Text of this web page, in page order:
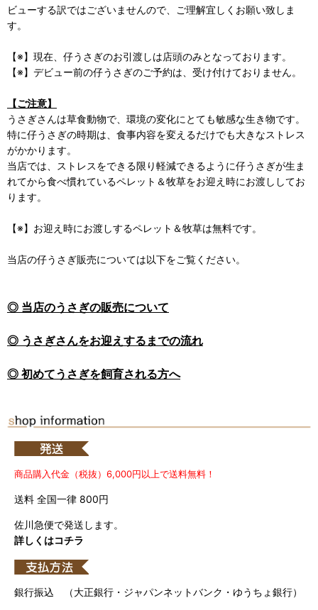
ビューする訳ではございませんので、ご理解宜しくお願い致しま
す。
【※】現在、仔うさぎのお引渡しは店頭のみとなっております。
【※】デビュー前の仔うさぎのご予約は、受け付けておりません。
【ご注意】
うさぎさんは草食動物で、環境の変化にとても敏感な生き物です。
特に仔うさぎの時期は、食事内容を変えるだけでも大きなストレス
がかかります。
当店では、ストレスをできる限り軽減できるように仔うさぎが生ま
れてから食べ慣れているペレット＆牧草をお迎え時にお渡ししてお
ります。
【※】お迎え時にお渡しするペレット＆牧草は無料です。
当店の仔うさぎ販売については以下をご覧ください。
◎ 当店のうさぎの販売について
◎ うさぎさんをお迎えするまでの流れ
◎ 初めてうさぎを飼育される方へ
商品購入代金（税抜）6,000円以上で送料無料！
送料 全国一律 800円
佐川急便で発送します。
詳しくはコチラ
銀行振込 （大正銀行・ジャパンネットバンク・ゆうちょ銀行）